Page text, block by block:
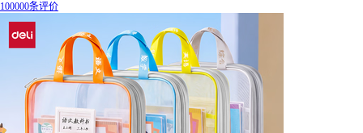
100000条评价